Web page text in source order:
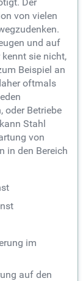
von vielen
und auf
sie nicht,
Beispiel an
oftmals
oder Betriebe
Stahl
von
in den Bereich
im
auf den